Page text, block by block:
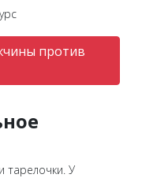
против
тарелочки. У